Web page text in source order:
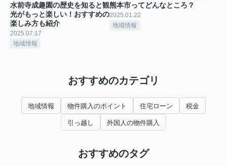
水前寺成趣園の歴史を知ると観
光がもっと楽しい！おすすめの
楽しみ方も紹介
2025.07.17
地域情報
熊本市ってどんなところ？
2025.01.22
地域情報
おすすめのカテゴリ
地域情報 物件購入のポイント 住宅ローン 税金
引っ越し 外国人の物件購入
おすすめのタグ